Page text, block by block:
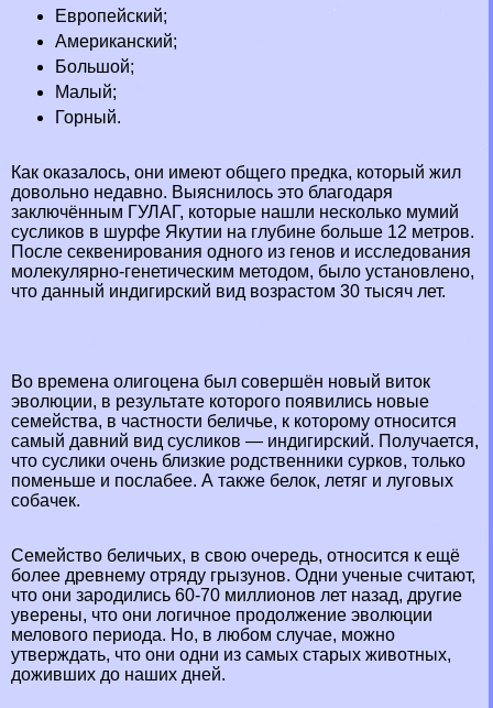
Европейский;
Американский;
Большой;
Малый;
Горный.
Как оказалось, они имеют общего предка, который жил
довольно недавно. Выяснилось это благодаря
заключённым ГУЛАГ, которые нашли несколько мумий
сусликов в шурфе Якутии на глубине больше 12 метров.
После секвенирования одного из генов и исследования
молекулярно-генетическим методом, было установлено,
что данный индигирский вид возрастом 30 тысяч лет.
Во времена олигоцена был совершён новый виток
эволюции, в результате которого появились новые
семейства, в частности беличье, к которому относится
самый давний вид сусликов — индигирский. Получается,
что суслики очень близкие родственники сурков, только
поменьше и послабее. А также белок, летяг и луговых
собачек.
Семейство беличьих, в свою очередь, относится к ещё
более древнему отряду грызунов. Одни ученые считают,
что они зародились 60-70 миллионов лет назад, другие
уверены, что они логичное продолжение эволюции
мелового периода. Но, в любом случае, можно
утверждать, что они одни из самых старых животных,
доживших до наших дней.